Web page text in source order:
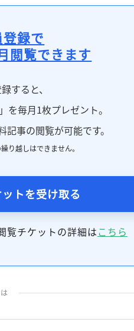
録で
閲覧できます
すると、
を毎月1枚プレゼント。
事の閲覧が可能です。
り越しはできません。
トを受け取る
覧チケットの詳細はこちら